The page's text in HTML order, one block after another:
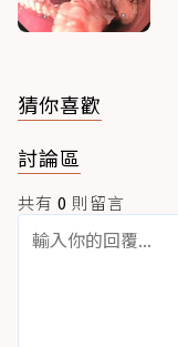
猜你喜歡
討論區
共有 0 則留言